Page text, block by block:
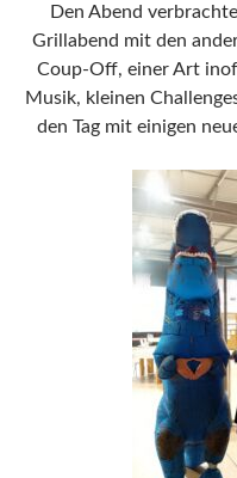
Den Abend
Grillabend mit den
Coup-Off, einer Art
Musik, kleinen
den Tag mit einigen